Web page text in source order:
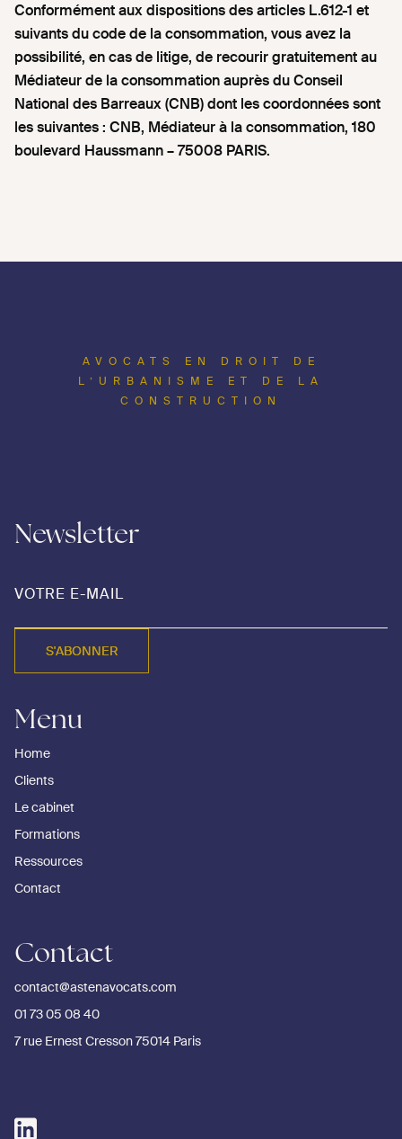
Conformément aux dispositions des articles L.612-1 et
suivants du code de la consommation, vous avez la
possibilité, en cas de litige, de recourir gratuitement au
Médiateur de la consommation auprès du Conseil
National des Barreaux (CNB) dont les coordonnées sont
les suivantes : CNB, Médiateur à la consommation, 180
boulevard Haussmann – 75008 PARIS.
AVOCATS EN DROIT DE
L’URBANISME ET DE LA
CONSTRUCTION
Newsletter
S'ABONNER
S'ABONNER
Menu
Home
Clients
Le cabinet
Formations
Ressources
Contact
Contact
contact@astenavocats.com
01 73 05 08 40
7 rue Ernest Cresson 75014 Paris